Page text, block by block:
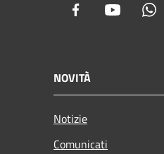
Facebook Youtube
NOVITÀ
Notizie
Comunicati